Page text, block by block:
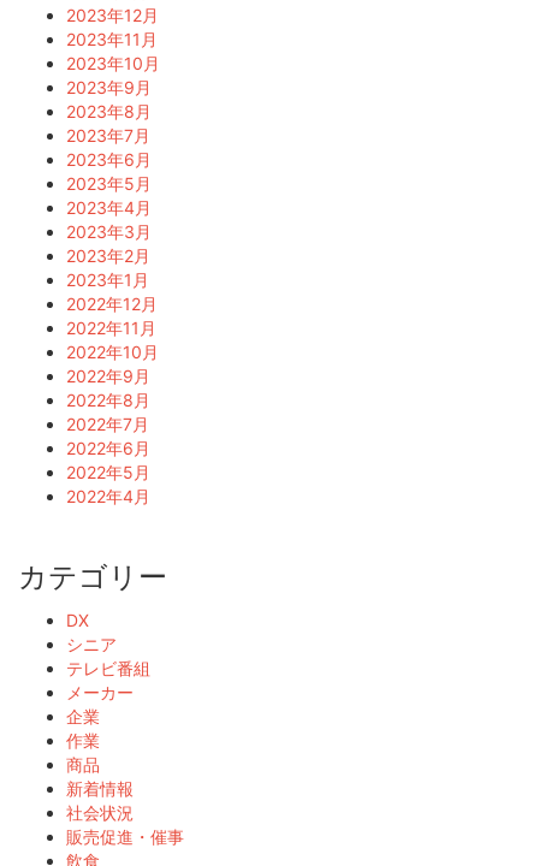
2023年12月
2023年11月
2023年10月
2023年9月
2023年8月
2023年7月
2023年6月
2023年5月
2023年4月
2023年3月
2023年2月
2023年1月
2022年12月
2022年11月
2022年10月
2022年9月
2022年8月
2022年7月
2022年6月
2022年5月
2022年4月
カテゴリー
DX
シニア
テレビ番組
メーカー
企業
作業
商品
新着情報
社会状況
販売促進・催事
飲食